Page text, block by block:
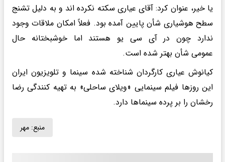
یا خیر، عنوان کرد: آقای عیاری سکته نکرده اند و به دلیل تشنج
سطح هوشیاری شأن پایین آمده بود. فعلاً امکان ملاقات وجود
ندارد چون در آی سی یو هستند اما خوشبختانه حال
عمومی شأن بهتر شده است.
کیانوش عیاری کارگردان شناخته شده سینما و تلویزیون ایران
این روزها فیلم سینمایی «ویلای ساحلی» به تهیه کنندگی رضا
رخشان را بر پرده سینماها دارد.
منبع: مهر